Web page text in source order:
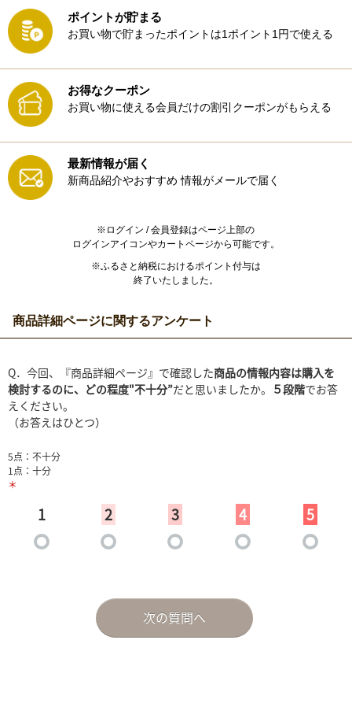
ポイントが貯まる
お買い物で貯まったポイントは1ポイント1円で使える
お得なクーポン
お買い物に使える会員だけの割引クーポンがもらえる
最新情報が届く
新商品紹介やおすすめ 情報がメールで届く
※ログイン / 会員登録はページ上部の
ログインアイコンやカートページから可能です。
※ふるさと納税におけるポイント付与は
終了いたしました。
商品詳細ページに関するアンケート